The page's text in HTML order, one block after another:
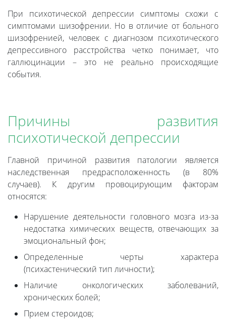
При психотической депрессии симптомы схожи с
симптомами шизофрении. Но в отличие от больного
шизофренией, человек с диагнозом психотического
депрессивного расстройства четко понимает, что
галлюцинации – это не реально происходящие
события.
Причины развития
психотической депрессии
Главной причиной развития патологии является
наследственная предрасположенность (в 80%
случаев). К другим провоцирующим факторам
относятся:
Нарушение деятельности головного мозга из-за
недостатка химических веществ, отвечающих за
эмоциональный фон;
Определенные черты характера
(психастенический тип личности);
Наличие онкологических заболеваний,
хронических болей;
Прием стероидов;